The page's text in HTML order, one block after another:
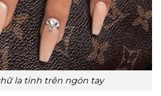
la tinh trên ngón tay